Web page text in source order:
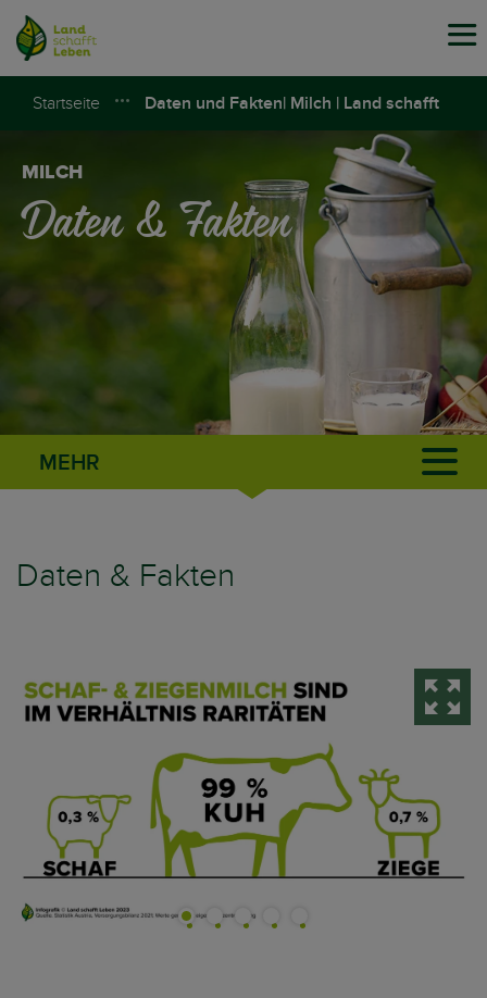
Startseite Daten und Fakten| Milch | Land schafft
MILCH
Daten & Fakten
MEHR
Daten & Fakten